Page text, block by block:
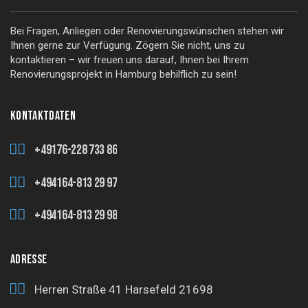
Bei Fragen, Anliegen oder Renovierungswünschen stehen wir
Ihnen gerne zur Verfügung. Zögern Sie nicht, uns zu
kontaktieren – wir freuen uns darauf, Ihnen bei Ihrem
Renovierungsprojekt in Hamburg behilflich zu sein!
KONTAKTDATEN
+49176-228 733 86
+494164-813 29 97
+494164-813 29 98
ADRESSE
Herren Straße 41 Harsefeld 21698